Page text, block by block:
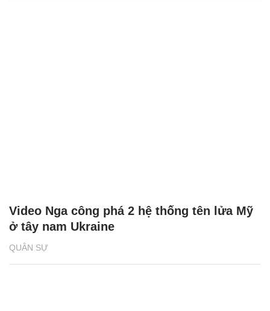
QUÂN SỰ
Video Nga công phá 2 hệ thống tên lửa Mỹ
ở tây nam Ukraine